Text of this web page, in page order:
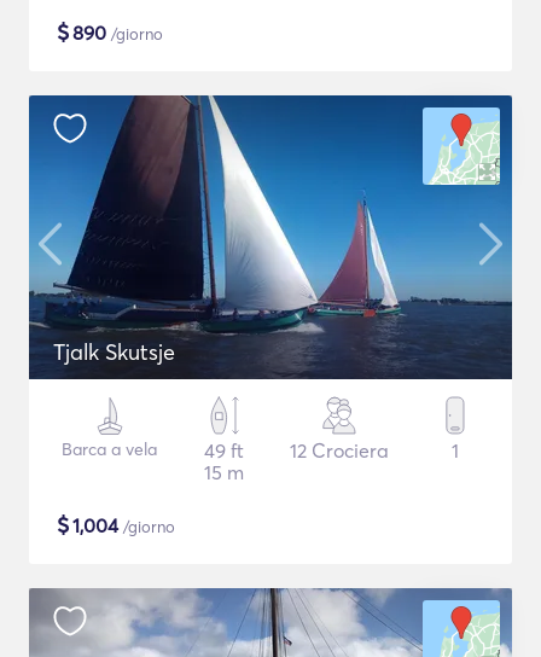
$890 /giorno
Tjalk Skutsje
Barca a vela
49 ft
15 m
12 Crociera 1
$1,004/giorno